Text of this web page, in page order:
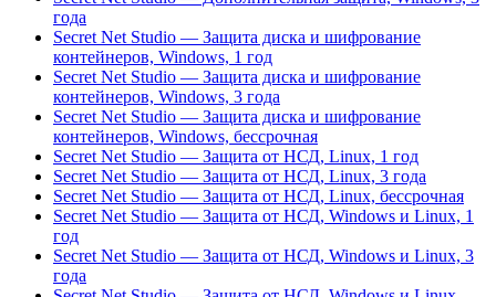
года
Secret Net Studio — Защита диска и шифрование
контейнеров, Windows, 1 год
Secret Net Studio — Защита диска и шифрование
контейнеров, Windows, 3 года
Secret Net Studio — Защита диска и шифрование
контейнеров, Windows, бессрочная
Secret Net Studio — Защита от НСД, Linux, 1 год
Secret Net Studio — Защита от НСД, Linux, 3 года
Secret Net Studio — Защита от НСД, Linux, бессрочная
Secret Net Studio — Защита от НСД, Windows и Linux, 1
год
Secret Net Studio — Защита от НСД, Windows и Linux, 3
года